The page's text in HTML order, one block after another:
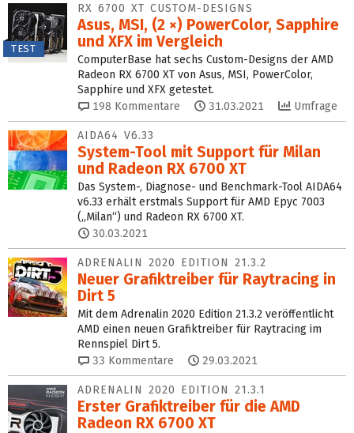
TEST
RX 6700 XT CUSTOM-DESIGNS
Asus, MSI, (2 ×) PowerColor, Sapphire
und XFX im Vergleich
ComputerBase hat sechs Custom-Designs der AMD
Radeon RX 6700 XT von Asus, MSI, PowerColor,
Sapphire und XFX getestet.
198 Kommentare 31.03.2021 Umfrage
AIDA64 V6.33
System-Tool mit Support für Milan
und Radeon RX 6700 XT
Das System-, Diagnose- und Benchmark-Tool AIDA64
v6.33 erhält erstmals Support für AMD Epyc 7003
(„Milan“) und Radeon RX 6700 XT.
30.03.2021
ADRENALIN 2020 EDITION 21.3.2
Neuer Grafiktreiber für Raytracing in
Dirt 5
Mit dem Adrenalin 2020 Edition 21.3.2 veröffentlicht
AMD einen neuen Grafiktreiber für Raytracing im
Rennspiel Dirt 5.
33 Kommentare 29.03.2021
ADRENALIN 2020 EDITION 21.3.1
Erster Grafiktreiber für die AMD
Radeon RX 6700 XT